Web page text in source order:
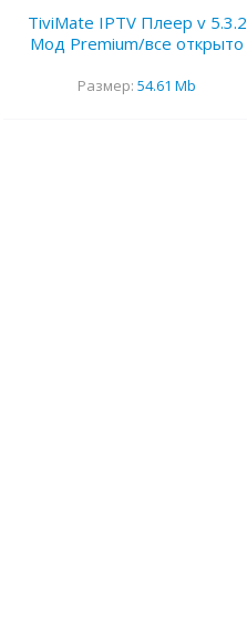
TiviMate IPTV Плеер v 5.3.2
Мод Premium/все открыто
Размер: 54.61 Mb